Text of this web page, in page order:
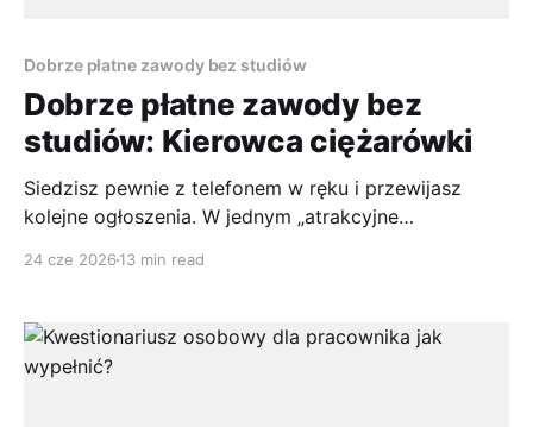
Dobrze płatne zawody bez studiów
Dobrze płatne zawody bez
studiów: Kierowca ciężarówki
Siedzisz pewnie z telefonem w ręku i przewijasz
kolejne ogłoszenia. W jednym „atrakcyjne
jeden z sensowniejszych wyborów, jeśli interesują Cię
dobrze płatne zawody bez studiów. Z drugiej
24 cze 2026 13 min read